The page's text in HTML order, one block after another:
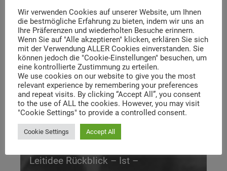
We create
knowledge
inspiration
SPIELBEIN PUBLISHERS publiziert
Medienprodukte für die
Kreativwirtschaft, Industrie und Lehre.
Das Programm an der Schnittstelle von
Leitidee Rückblick – Ist –
Wir verwenden Cookies auf unserer Website, um Ihnen
die bestmögliche Erfahrung zu bieten, indem wir uns an
Ihre Präferenzen und wiederholten Besuche erinnern.
Wenn Sie auf "Alle akzeptieren" klicken, erklären Sie sich
mit der Verwendung ALLER Cookies einverstanden. Sie
können jedoch die "Cookie-Einstellungen" besuchen, um
eine kontrollierte Zustimmung zu erteilen.
We use cookies on our website to give you the most
relevant experience by remembering your preferences
and repeat visits. By clicking “Accept All”, you consent
to the use of ALL the cookies. However, you may visit
"Cookie Settings" to provide a controlled consent.
Cookie Settings Accept All